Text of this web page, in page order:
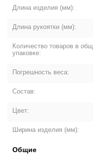
Длина изделия (мм):
Длина рукоятки (мм):
Количество товаров в
упаковке:
Погрешность веса:
Состав:
Цвет:
Ширина изделия (мм):
Общие